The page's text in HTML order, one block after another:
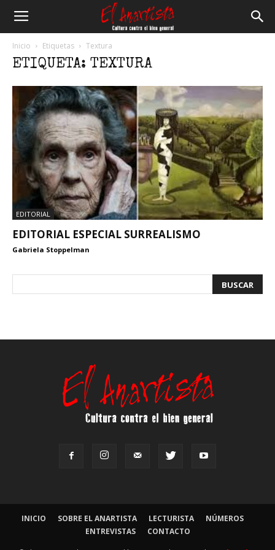
Inicio Etiquetas Textura
ETIQUETA: TEXTURA
EDITORIAL
EDITORIAL ESPECIAL SURREALISMO
Gabriela Stoppelman
INICIO SOBRE EL ANARTISTA LECTURISTA
NÚMEROS
ENTREVISTAS
CONTACTO